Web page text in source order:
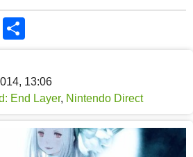
WhatsApp
13:06
End Layer, Nintendo Direct